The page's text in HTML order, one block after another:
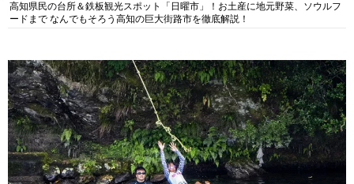
高知県民の台所＆鉄板観光スポット「日曜市」！お土産に地元野菜、ソウルフ
ードまで なんでもそろう高知の巨大街路市を徹底解説！